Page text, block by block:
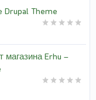
Drupal Theme
Erhu –